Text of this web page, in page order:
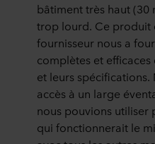
bâtiment très haut (30
trop lourd. Ce produit
fournisseur nous a
complètes et
et leurs
accès à un large
nous pouvions utiliser
qui fonctionnerait le